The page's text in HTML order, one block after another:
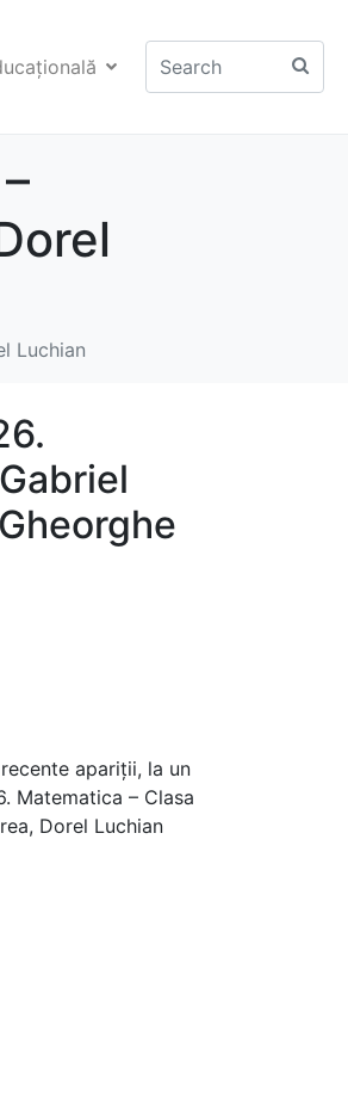
Luchian
apariții, la un
Matematica – Clasa
Dorel Luchian